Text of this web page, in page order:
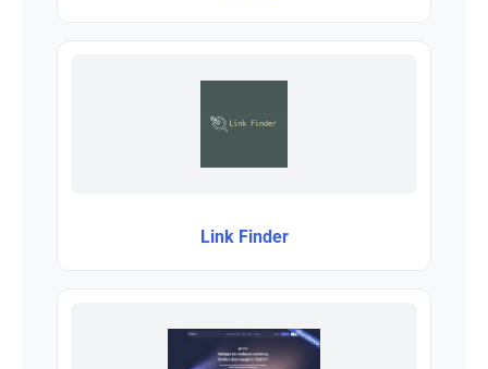
Link Finder